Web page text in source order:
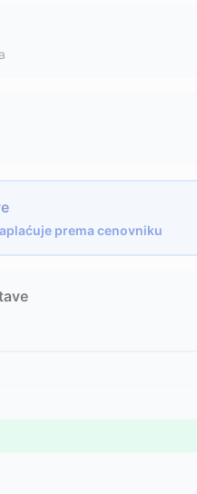
prema cenovniku